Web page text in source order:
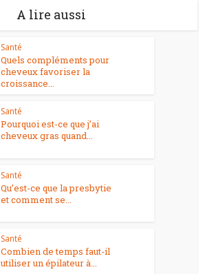
A lire aussi
Santé
Quels compléments pour
cheveux favoriser la
croissance...
Santé
Pourquoi est-ce que j’ai
cheveux gras quand...
Santé
Qu’est-ce que la presbytie
et comment se...
Santé
Combien de temps faut-il
utiliser un épilateur à...